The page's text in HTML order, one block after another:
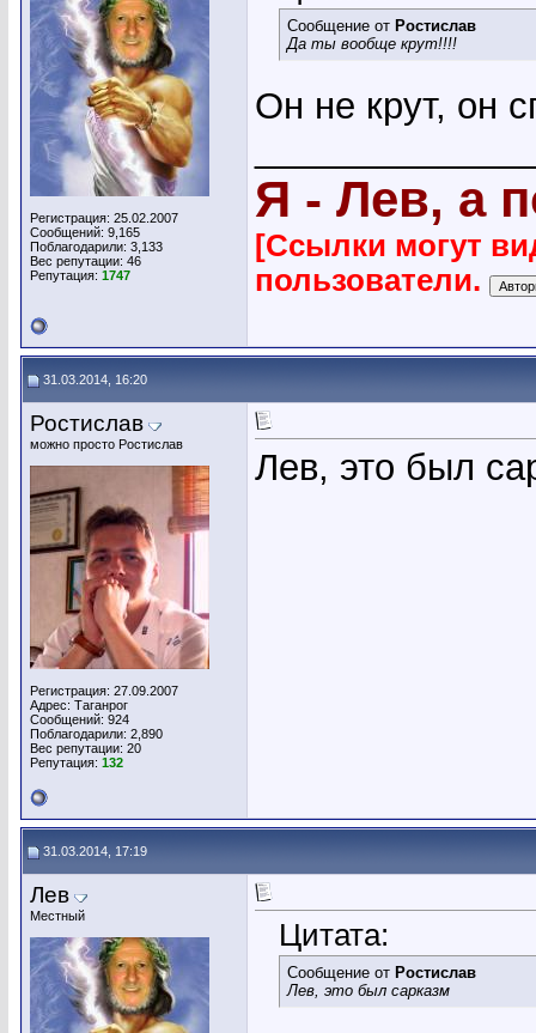
Регистрация: 25.02.2007
Сообщений: 9,165
Поблагодарили: 3,133
Вес репутации: 46
Репутация: 1747
Сообщение от Ростислав
Да ты вообще крут!!!!
Он не крут, он
Я - Лев, а
[Ссылки могут
пользователи.
31.03.2014, 16:20
Ростислав
можно просто Ростислав
Регистрация: 27.09.2007
Адрес: Таганрог
Сообщений: 924
Поблагодарили: 2,890
Вес репутации: 20
Репутация: 132
Лев, это был
31.03.2014, 17:19
Лев
Местный
Цитата:
Сообщение от Ростислав
Лев, это был сарказм